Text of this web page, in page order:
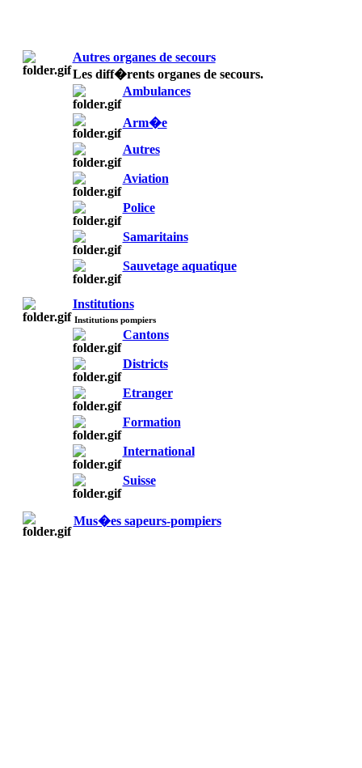
Autres organes de secours
Les diff�rents organes de secours.
Ambulances
Arm�e
Autres
Aviation
Police
Samaritains
Sauvetage aquatique
Institutions
Institutions pompiers
Cantons
Districts
Etranger
Formation
International
Suisse
Mus�es sapeurs-pompiers